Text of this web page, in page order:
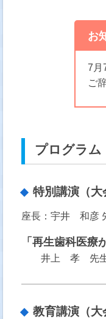
お
7月
ご
プログラム
特別講演（大
座長：宇井 和彦
「再生歯科医療
井上 孝 先生
教育講演（大